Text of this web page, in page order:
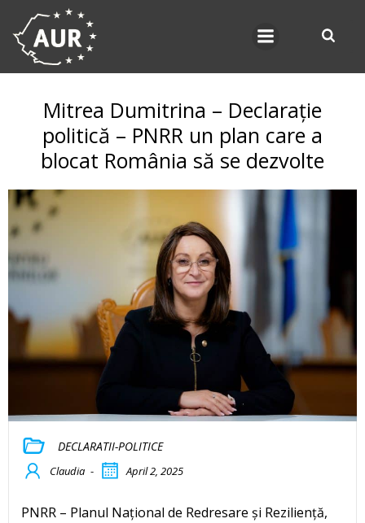
Mitrea Dumitrina – Declarație
politică – PNRR un plan care a
blocat România să se dezvolte
DECLARATII-POLITICE
Claudia - April 2, 2025
PNRR – Planul Național de Redresare și Reziliență,